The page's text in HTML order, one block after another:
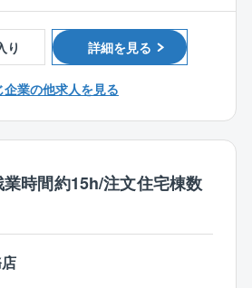
上場ナイスグループ、50年以上の
ウがあります。
の緊急監視センターを備え、同社
ことでスムーズな手配が可能と
、工事専門部署を備えており大規
なっています。
ョンが多く、初めは数棟、慣れて
の実績あり！長く働ける環境で
当役員の承認が必要、理事会や総
12時半出社などの工夫をし、長
境を整えてます。
り 詳細を見る
企業の他求人を見る
時間約15h/注文住宅棟数